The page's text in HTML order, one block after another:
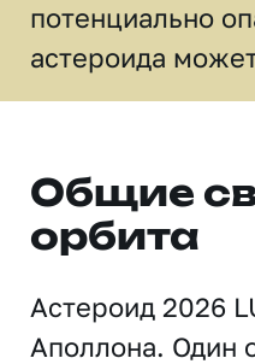
потенциально
астероида
Общие
орбита
Астероид 2026
Аполлона. Один